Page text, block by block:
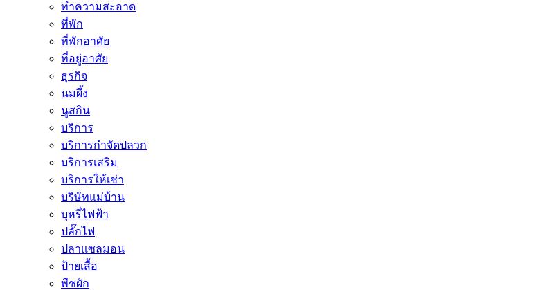
ทำความสะอาด
ที่พัก
ที่พักอาศัย
ที่อยู่อาศัย
ธุรกิจ
นมผึ้ง
นูสกิน
บริการ
บริการกำจัดปลวก
บริการเสริม
บริการให้เช่า
บริษัทแม่บ้าน
บุหรี่ไฟฟ้า
ปลั๊กไฟ
ปลาแซลมอน
ป้ายเสื้อ
พืชผัก